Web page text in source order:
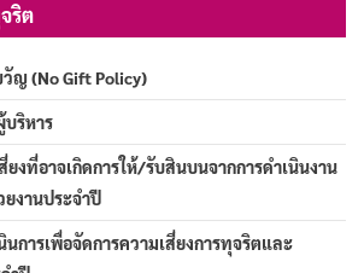
ริต
ญ (No Gift Policy)
บริหาร
ยงที่อาจเกิดการให้/รับสินบนจากการดำเนินงาน
งานประจำปี
นการเพื่อจัดการความเสี่ยงการทุจริตและ